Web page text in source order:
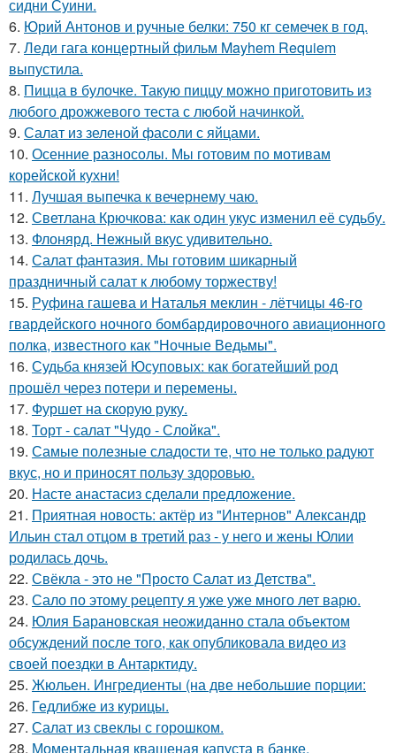
сидни Суини.
6. Юрий Антонов и ручные белки: 750 кг семечек в год.
7. Леди гага концертный фильм Mayhem Requiem
выпустила.
8. Пицца в булочке. Такую пиццу можно приготовить из
любого дрожжевого теста с любой начинкой.
9. Салат из зеленой фасоли с яйцами.
10. Осенние разносолы. Мы готовим по мотивам
корейской кухни!
11. Лучшая выпечка к вечернему чаю.
12. Светлана Крючкова: как один укус изменил её судьбу.
13. Флонярд. Нежный вкус удивительно.
14. Салат фантазия. Мы готовим шикарный
праздничный салат к любому торжеству!
15. Руфина гашева и Наталья меклин - лётчицы 46-го
гвардейского ночного бомбардировочного авиационного
полка, известного как "Ночные Ведьмы".
16. Судьба князей Юсуповых: как богатейший род
прошёл через потери и перемены.
17. Фуршет на скорую руку.
18. Торт - салат "Чудо - Слойка".
19. Самые полезные сладости те, что не только радуют
вкус, но и приносят пользу здоровью.
20. Насте анастасиз сделали предложение.
21. Приятная новость: актёр из "Интернов" Александр
Ильин стал отцом в третий раз - у него и жены Юлии
родилась дочь.
22. Свёкла - это не "Просто Салат из Детства".
23. Сало по этому pецепту я уже уже много лет варю.
24. Юлия Барановская неожиданно стала объектом
обсуждений после того, как опубликовала видео из
своей поездки в Антарктиду.
25. Жюльен. Ингредиенты (на две небольшие порции:
26. Гедлибже из курицы.
27. Салат из свеклы с горошком.
28. Моментальная квашеная капуста в банке.